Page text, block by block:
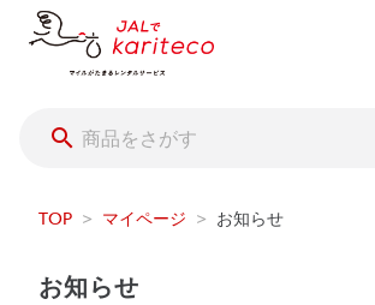
TOP > マイページ > お知らせ
お知らせ